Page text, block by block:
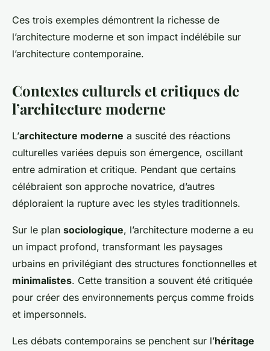
Ces trois exemples démontrent la richesse de
l’architecture moderne et son impact indélébile sur
l’architecture contemporaine.
Contextes culturels et critiques de
l’architecture moderne
L’architecture moderne a suscité des réactions
culturelles variées depuis son émergence, oscillant
entre admiration et critique. Pendant que certains
célébraient son approche novatrice, d’autres
déploraient la rupture avec les styles traditionnels.
Sur le plan sociologique, l’architecture moderne a eu
un impact profond, transformant les paysages
urbains en privilégiant des structures fonctionnelles et
minimalistes. Cette transition a souvent été critiquée
pour créer des environnements perçus comme froids
et impersonnels.
Les débats contemporains se penchent sur l’héritage